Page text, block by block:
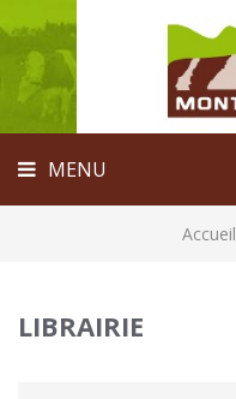
MENU
MENU
ACCUEIL
VÊTEMENTS
MATÉRIEL
ACCESSOIRES
ARBRE
Accueil
LIBRAIRIE